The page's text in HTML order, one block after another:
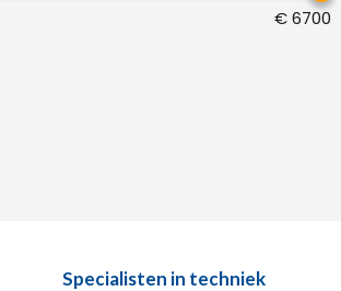
€6700
Specialisten in techniek